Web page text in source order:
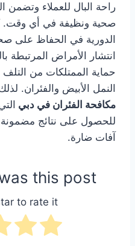
راحة البال للعملاء
صحية ونظيفة في أي وقت.
الدورية في الحفاظ على
انتشار الأمراض المرتبطة
حماية الممتلكات من
النمل الأبيض والفئران.
مكافحة الفئران في دبي
للحصول على نتائج
آفات ضارة.
this post?
to rate it!